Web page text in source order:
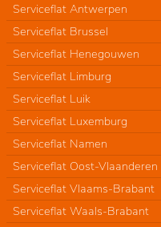
Serviceflat Antwerpen
Serviceflat Brussel
Serviceflat Henegouwen
Serviceflat Limburg
Serviceflat Luik
Serviceflat Luxemburg
Serviceflat Namen
Serviceflat Oost-Vlaanderen
Serviceflat Vlaams-Brabant
Serviceflat Waals-Brabant